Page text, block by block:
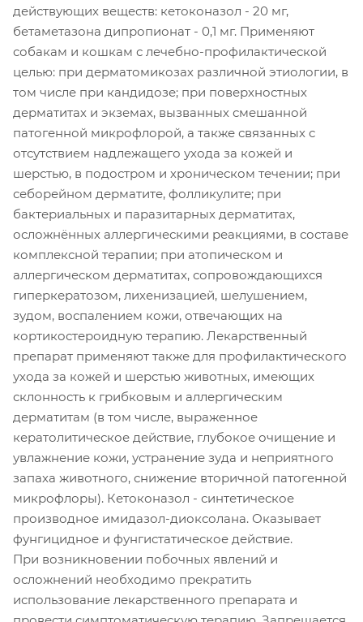
действующих веществ: кетоконазол - 20 мг,
бетаметазона дипропионат - 0,1 мг. Применяют
собакам и кошкам с лечебно-профилактической
целью: при дерматомикозах различной этиологии, в
том числе при кандидозе; при поверхностных
дерматитах и экземах, вызванных смешанной
патогенной микрофлорой, а также связанных с
отсутствием надлежащего ухода за кожей и
шерстью, в подостром и хроническом течении; при
себорейном дерматите, фолликулите; при
бактериальных и паразитарных дерматитах,
осложнённых аллергическими реакциями, в составе
комплексной терапии; при атопическом и
аллергическом дерматитах, сопровождающихся
гиперкератозом, лихенизацией, шелушением,
зудом, воспалением кожи, отвечающих на
кортикостероидную терапию. Лекарственный
препарат применяют также для профилактического
ухода за кожей и шерстью животных, имеющих
склонность к грибковым и аллергическим
дерматитам (в том числе, выраженное
кератолитическое действие, глубокое очищение и
увлажнение кожи, устранение зуда и неприятного
запаха животного, снижение вторичной патогенной
микрофлоры). Кетоконазол - синтетическое
производное имидазол-диоксолана. Оказывает
фунгицидное и фунгистатическое действие.
При возникновении побочных явлений и
осложнений необходимо прекратить
использование лекарственного препарата и